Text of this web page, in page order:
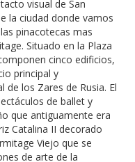
visual de San
la ciudad donde vamos
pinacotecas mas
Situado en la Plaza
cinco edificios,
principal y
los Zares de Rusia. El
de ballet y
que antiguamente era
Catalina II decorado
Viejo que se
de arte de la